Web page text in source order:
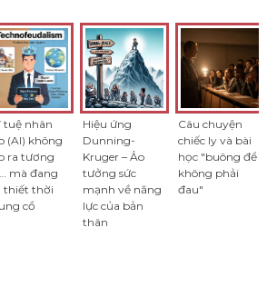
tuệ nhân
(AI) không
ra tương
mà đang
thiết thời
cổ
Hiệu ứng
Dunning-
Kruger – Ảo
tưởng sức
mạnh về năng
lực của bản
thân
Câu chuyện
chiếc ly và bài
học "buông để
không phải
đau"